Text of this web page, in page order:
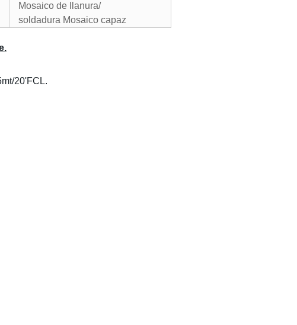
Mosaico de llanura/
soldadura Mosaico capaz
20'FCL.